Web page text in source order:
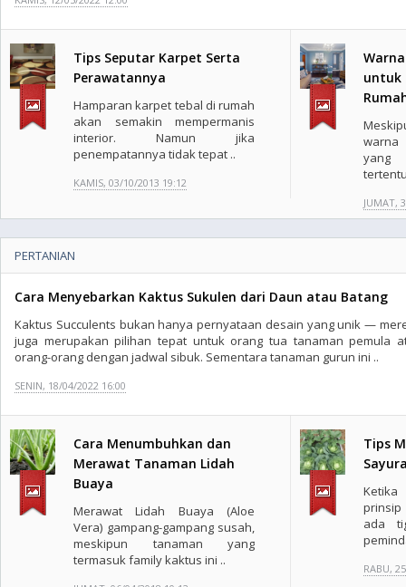
Tips Seputar Karpet Serta
Perawatannya
Hamparan karpet tebal di rumah
akan semakin mempermanis
interior. Namun jika
penempatannya tidak tepat ..
KAMIS, 03/10/2013 19:12
untuk
yang
JUMAT,
PERTANIAN
Cara Menyebarkan Kaktus Sukulen dari Daun atau Batang
Kaktus Succulents bukan hanya pernyataan desain yang unik —
juga merupakan pilihan tepat untuk orang tua tanaman pemula
orang-orang dengan jadwal sibuk. Sementara tanaman gurun ini ..
SENIN, 18/04/2022 16:00
Cara Menumbuhkan dan
Merawat Tanaman Lidah
Buaya
Merawat Lidah Buaya (Aloe
Vera) gampang-gampang susah,
meskipun tanaman yang
termasuk family kaktus ini ..
Tips
ada
RABU,